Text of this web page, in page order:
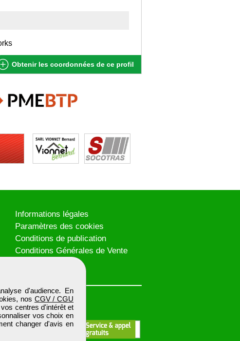
Obtenir les coordonnées de ce profil
d'audience. En
nos CGV / CGU
centres d'intérêt et
vos choix en
changer d'avis en
Informations légales
Paramètres des cookies
Conditions de publication
Conditions Générales de Vente